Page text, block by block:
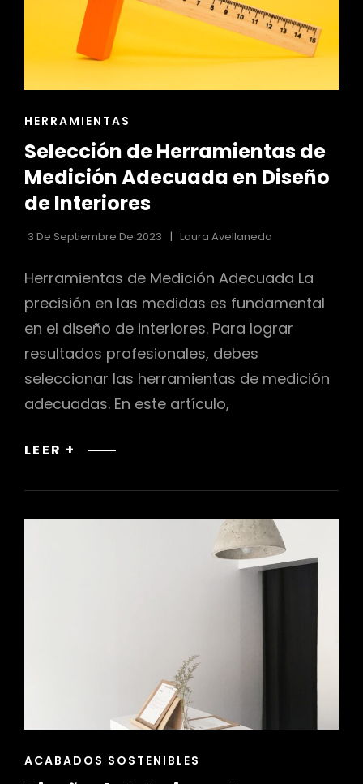
ENLACES
LAS
CATEGORÍAS
HERRAMIENTAS
Selección de Herramientas de
Medición Adecuada en Diseño
de Interiores
3 De Septiembre De 2023 Laura Avellaneda
Herramientas de Medición Adecuada La
precisión en las medidas es fundamental
en el diseño de interiores. Para lograr
resultados profesionales, debes
seleccionar las herramientas de medición
adecuadas. En este artículo,
LEER +
SELECCIÓN
HERRAMIENTAS
ENLACES
ACABADOS SOSTENIBLES